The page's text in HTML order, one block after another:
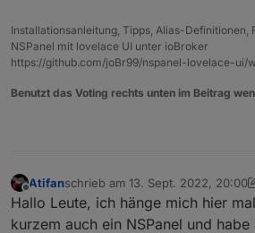
Installationsanleitung, Tipps, Alias-Definitionen,
NSPanel mit lovelace UI unter ioBroker
https://github.com/joBr99/nspanel-lovelace-ui/
Benutzt das Voting rechts unten im Beitrag
Offline
Atifanschrieb am 13. Sept. 2022, 20:00
zuletzt editiert von Atifan
Hallo Leute, ich hänge mich hier
kurzem auch ein NSPanel und